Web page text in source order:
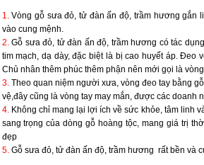
1.Vòng gỗ sưa đỏ, tử đàn ấn độ, trầm hương gắn
vào cung mệnh.
2.Gỗ sưa đỏ, tử đàn ấn độ, trầm hương có tác
tim mạch, dạ dày, đặc biệt là bị cao huyết áp. Đeo
Chủ nhân thêm phúc thêm phận nên mới gọi là
3.Theo quan niệm người xưa, vòng đeo tay bằng
vệ,đây cũng là vòng tay may mắn, được các doanh
4.Không chỉ mang lại lợi ích về sức khỏe, tâm linh
sang trọng của dòng gỗ hoàng tộc, mang giá trị
đẹp
5.Gỗ sưa đỏ, tử đàn ấn độ, trầm hương rất bền và